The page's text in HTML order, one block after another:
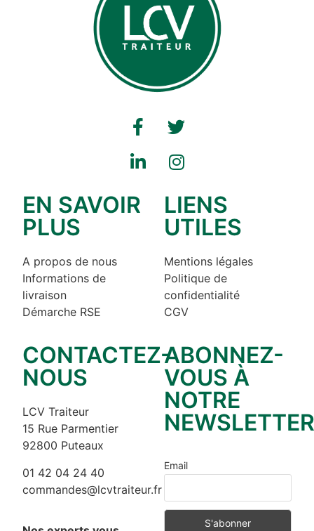
EN SAVOIR
PLUS
A propos de nous
Informations de
livraison
Démarche RSE
LIENS
UTILES
Mentions légales
Politique de
confidentialité
CGV
CONTACTEZ-
NOUS
LCV Traiteur
15 Rue Parmentier
92800 Puteaux
01 42 04 24 40
commandes@lcvtraiteur.fr
ABONNEZ-
VOUS À
NOTRE
NEWSLETTER
Email